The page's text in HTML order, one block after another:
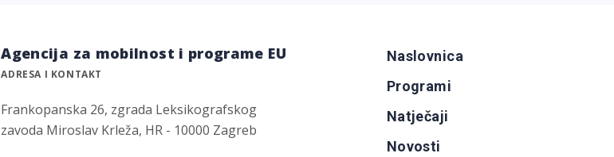
Agencija za mobilnost i programe EU
ADRESA I KONTAKT
Frankopanska 26, zgrada Leksikografskog
zavoda Miroslav Krleža, HR - 10000 Zagreb
Naslovnica
Programi
Natječaji
Novosti